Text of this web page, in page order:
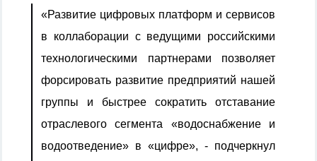
«Развитие цифровых платформ и сервисов
в коллаборации с ведущими российскими
технологическими партнерами позволяет
форсировать развитие предприятий нашей
группы и быстрее сократить отставание
отраслевого сегмента «водоснабжение и
водоотведение» в «цифре», - подчеркнул